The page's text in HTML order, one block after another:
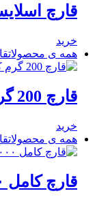
قارچ اسلایس ۲۵۰ گرم (پارس
خرید
همه ی محصولات
قارچ 200 گرم کامل (پارس شهریار)
خرید
همه ی محصولات
قارچ کامل ۱۰۰۰ گرم ( قارچینو )